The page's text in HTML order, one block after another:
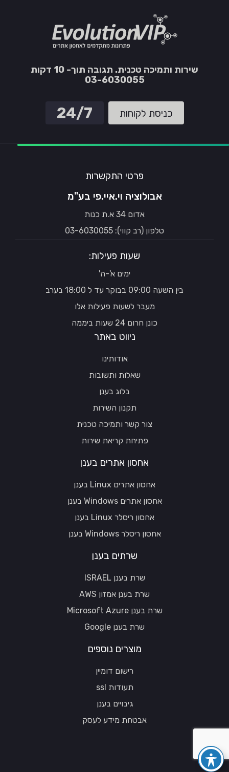
שירות ותמיכה טכנית. תגובה תוך- 10 דקות
03-6030055
כניסת לקוחות 24/7
פרטי התקשרות
אבולוציה וי.איי.פי בע"מ
אדום 34 א.ת כנות
טלפון (רב קווי): 03-6030055
שעות פעילות:
ימים א'-ה'
בין השעה 09:00 בבוקר עד ל 18:00 בערב
מעבר לשעות פעילות אלו
כונן חרום 24 שעות ביממה
ניווט באתר
אודותינו
שאלות ותשובות
בלוג בענן
תקנון השירות
צור קשר ותמיכה טכנית
פתיחת קריאת שירות
אחסון אתרים בענן
אחסון אתרים Linux בענן
אחסון אתרים Windows בענן
אחסון ריסלר Linux בענן
אחסון ריסלר Windows בענן
שרתים בענן
שרת בענן ISRAEL
שרת בענן אמזון AWS
שרת בענן Microsoft Azure
שרת בענן Google
מוצרים נוספים
רישום דומיין
תעודות ssl
גיבויים בענן
אבטחת מידע לעסק